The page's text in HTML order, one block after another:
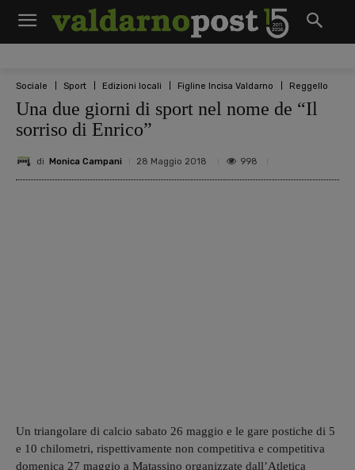
Sociale Sport Edizioni locali Figline Incisa Valdarno Reggello
Una due giorni di sport nel nome de “Il
sorriso di Enrico”
di Monica Campani 28 Maggio 2018 998
Un triangolare di calcio sabato 26 maggio e le gare postiche di 5
e 10 chilometri, rispettivamente non competitiva e competitiva
domenica 27 maggio a Matassino organizzate dall’Atletica